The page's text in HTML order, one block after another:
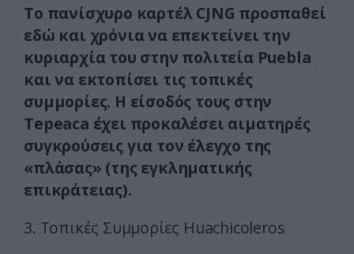
Το πανίσχυρο καρτέλ CJNG προσπαθεί
εδώ και χρόνια να επεκτείνει την
κυριαρχία του στην πολιτεία Puebla
και να εκτοπίσει τις τοπικές
συμμορίες. Η είσοδός τους στην
Tepeaca έχει προκαλέσει αιματηρές
συγκρούσεις για τον έλεγχο της
«πλάσας» (της εγκληματικής
επικράτειας).
3. Τοπικές Συμμορίες Huachicoleros